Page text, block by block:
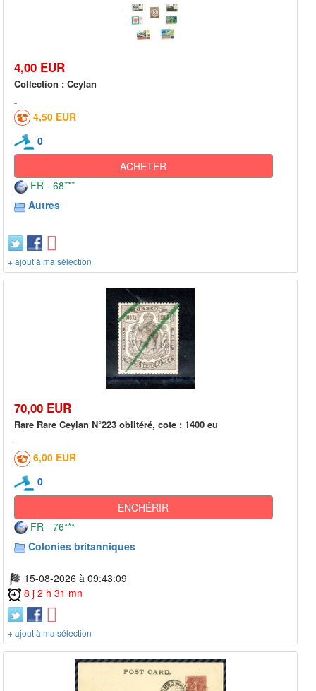
4,00 EUR
Collection : Ceylan
4,50 EUR
0
ACHETER
FR - 68***
Autres
+ ajout à ma sélection
70,00 EUR
Rare Rare Ceylan N°223 oblitéré, cote : 1400 eu
6,00 EUR
0
ENCHÉRIR
FR - 76***
Colonies britanniques
15-08-2026 à 09:43:09
8 j 2 h 31 mn
+ ajout à ma sélection